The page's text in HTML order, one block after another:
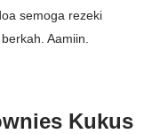
semoga rezeki
Aamiin.
Kukus